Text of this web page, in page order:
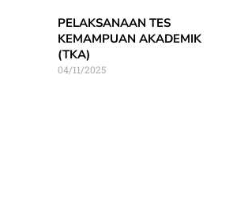
PELAKSANAAN TES
KEMAMPUAN AKADEMIK
(TKA)
04/11/2025